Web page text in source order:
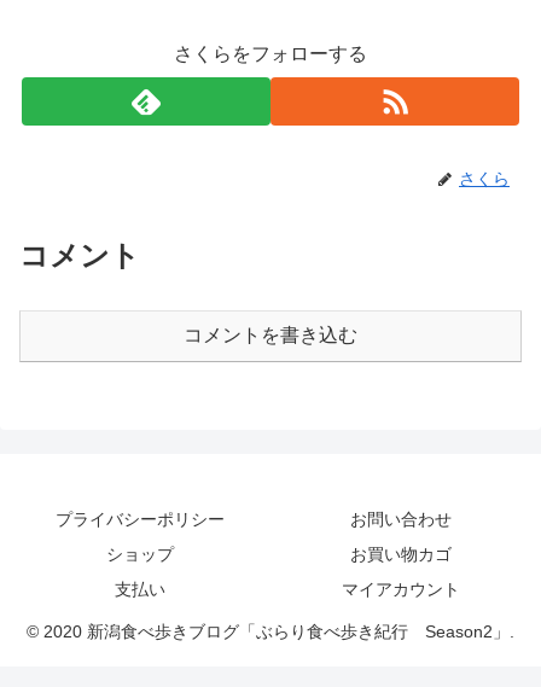
さくらをフォローする
さくら
コメント
コメントを書き込む
プライバシーポリシー
お問い合わせ
ショップ
お買い物カゴ
支払い
マイアカウント
© 2020 新潟食べ歩きブログ「ぶらり食べ歩き紀行 Season2」.